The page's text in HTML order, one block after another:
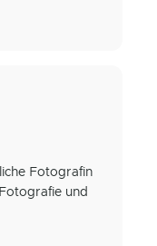
Fotografin
und